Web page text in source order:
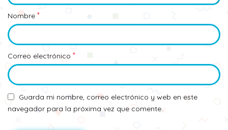
Nombre *
Correo electrónico *
Guarda mi nombre, correo electrónico y web en este
navegador para la próxima vez que comente.